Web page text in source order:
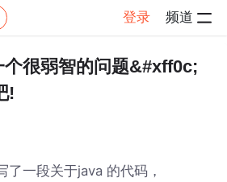
登录 频道
帖子详情
很弱智的问题&#xff0c;
!
一段关于java 的代码，